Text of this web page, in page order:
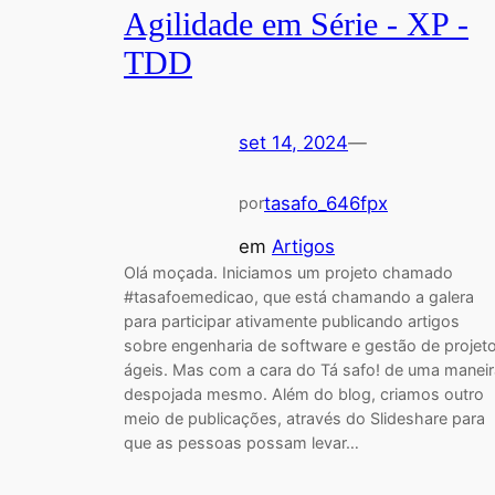
Agilidade em Série - XP -
TDD
set 14, 2024—
portasafo_646fpx
em Artigos
Olá moçada. Iniciamos um projeto chamado
#tasafoemedicao, que está chamando a galera
para participar ativamente publicando artigos
sobre engenharia de software e gestão de
ágeis. Mas com a cara do Tá safo! de uma
despojada mesmo. Além do blog, criamos outro
meio de publicações, através do Slideshare para
que as pessoas possam levar…